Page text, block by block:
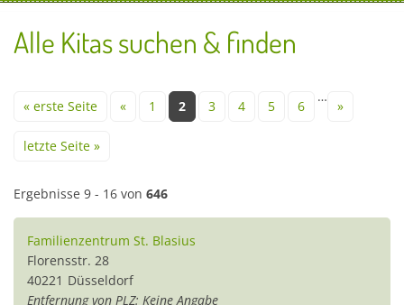
Alle Kitas suchen & finden
Seiten
« erste Seite « 1 2 3 4 5 6
…
»
letzte Seite »
Ergebnisse 9 - 16 von 646
Familienzentrum St. Blasius
Florensstr. 28
40221 Düsseldorf
Entfernung von PLZ: Keine Angabe